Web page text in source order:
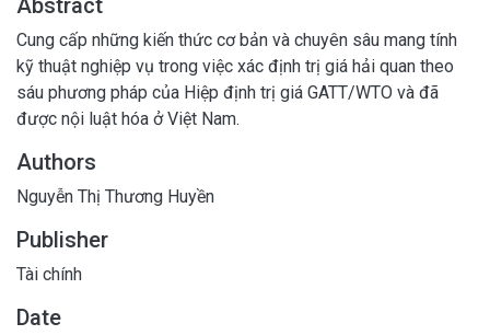
Cung cấp những kiến thức cơ bản và chuyên sâu mang tính
kỹ thuật nghiệp vụ trong việc xác định trị giá hải quan theo
sáu phương pháp của Hiệp định trị giá GATT/WTO và đã
được nội luật hóa ở Việt Nam.
Authors
Nguyễn Thị Thương Huyền
Publisher
Tài chính
Date